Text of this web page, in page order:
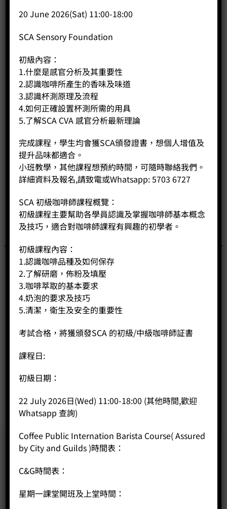
電壓：220 – 240 伏 / 50-60 赫茲
尺寸：52 * 60 * 47.5cm
相關商品
WPM KD-500N
20 June 2026(Sat) 11:00-18:00
SCA Sensory Foundation
初級內容：
1.什麼是感官分析及其重要性
2.認識咖啡所產生的香味及味道
3.認識杯測原理及流程
4.如何正確設置杯測所需的用具
5.了解SCA CVA 感官分析最新理論
完成課程，學生均會獲SCA頒發證書，想個人增值及
提升品味都適合。
小班教學，其他課程想預約時間，可隨時聯絡我們。
詳細資料及報名,請致電或Whatsapp: 5703 6727
SCA 初級咖啡師課程概覽：
初級課程主要幫助各學員認識及掌握咖啡師基本概念
及技巧，適合對咖啡師課程有興趣的初學者。
初級課程內容：
1.認識咖啡品種及如何保存
2.了解研磨，佈粉及填壓
3.咖啡萃取的基本要求
4.奶泡的要求及技巧
5.清潔，衛生及安全的重要性
考試合格，將獲頒發SCA 的初級/中級咖啡師証書
課程日:
初級日期：
22 July 2026日(Wed) 11:00-18:00 (其他時間,歡迎
Whatsapp 查詢)
Coffee Public Internation Barista Course( Assured
by City and Guilds )時間表：
C&G時間表：
星期一課堂開班及上堂時間：